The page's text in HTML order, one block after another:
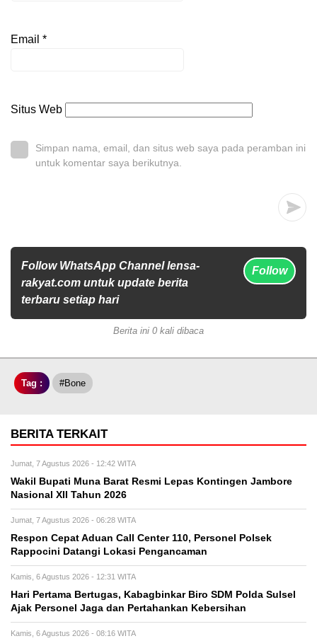
Email *
Situs Web
Simpan nama, email, dan situs web saya pada peramban ini
untuk komentar saya berikutnya.
Follow WhatsApp Channel lensa-
rakyat.com untuk update berita
terbaru setiap hari
Follow
Berita ini 0 kali dibaca
Tag : #Bone
BERITA TERKAIT
Jumat, 7 Agustus 2026 - 12:42 WITA
Wakil Bupati Muna Barat Resmi Lepas Kontingen Jambore
Nasional XII Tahun 2026
Jumat, 7 Agustus 2026 - 06:28 WITA
Respon Cepat Aduan Call Center 110, Personel Polsek
Rappocini Datangi Lokasi Pengancaman
Kamis, 6 Agustus 2026 - 12:31 WITA
Hari Pertama Bertugas, Kabagbinkar Biro SDM Polda Sulsel
Ajak Personel Jaga dan Pertahankan Kebersihan
Kamis, 6 Agustus 2026 - 08:16 WITA